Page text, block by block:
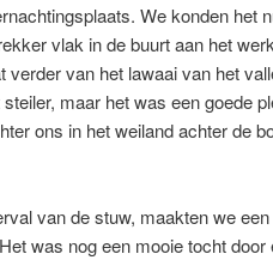
We konden het
vlak in de buurt aan het werk
van het lawaai van het
maar het was een goede
ons in het weiland achter de
van de stuw, maakten we een
was nog een mooie tocht door